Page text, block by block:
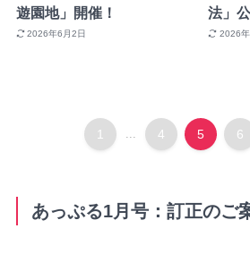
遊園地」開催！
2026年6月2日
法」
2026
1 4 5 6
あっぷる1月号：訂正のご